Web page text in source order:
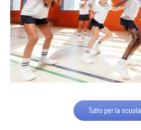
Tutto per la scuola